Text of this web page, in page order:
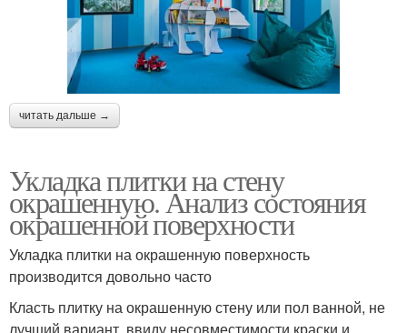
читать дальше →
Укладка плитки на стену
окрашенную. Анализ состояния
окрашенной поверхности
Укладка плитки на окрашенную поверхность
производится довольно часто
Класть плитку на окрашенную стену или пол ванной, не
лучший вариант, ввиду несовместимости краски и